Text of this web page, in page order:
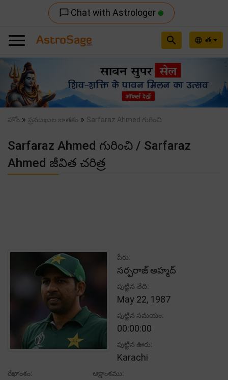
chat_bubble_outline Chat with Astrologer
language త
search
Previous
హోం » ప్రముఖుల జాతకం » Sarfaraz Ahmed గురించి
Sarfaraz Ahmed గురించి / Sarfaraz
Ahmed జీవిత చరిత్ర
పేరు:
సర్ఫరాజ్ అహ్మద్
పుట్టిన తేది:
May 22, 1987
పుట్టిన సమయం:
00:00:00
పుట్టిన ఊరు:
Karachi
రేఖాంశం: అక్షాంశము: